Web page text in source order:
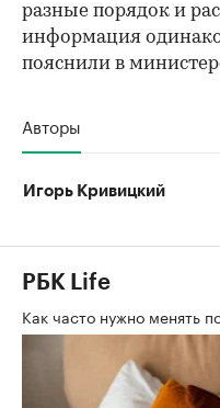
разные порядок и
информация
пояснили в
Авторы
Игорь Кривицкий
РБК Life
Как часто нужно менять